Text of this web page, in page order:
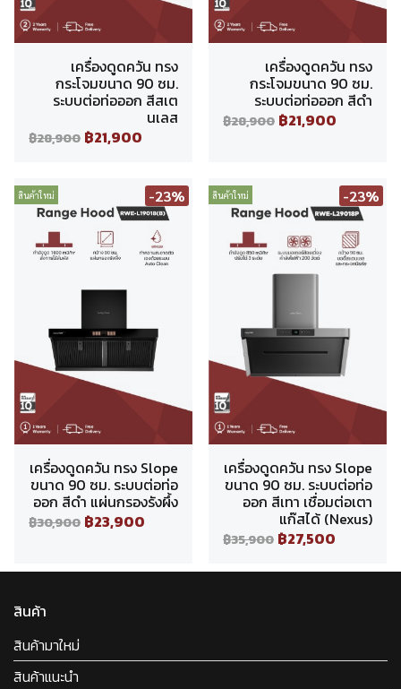
เครื่องดูดควัน ทรง
กระโจมขนาด 90 ซม.
ระบบต่อท่อออก สีสเต
นเลส
฿28,900 ฿21,900
เครื่องดูดควัน ทรง
กระโจมขนาด 90 ซม.
ระบบต่อท่อออก สีดำ
฿28,900 ฿21,900
สินค้าใหม่ -23%
เครื่องดูดควัน ทรง Slope
ขนาด 90 ซม. ระบบต่อท่อ
ออก สีดำ แผ่นกรองรังผึ้ง
฿30,900 ฿23,900
สินค้าใหม่ -23%
เครื่องดูดควัน ทรง Slope
ขนาด 90 ซม. ระบบต่อท่อ
ออก สีเทา เชื่อมต่อเตา
แก๊สได้ (Nexus)
฿35,900 ฿27,500
สินค้า
สินค้ามาใหม่
สินค้าแนะนำ